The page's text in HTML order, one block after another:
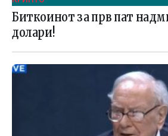
Биткоинот за прв пат
долари!